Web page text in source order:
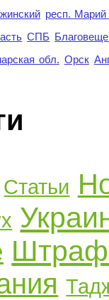
респ.
СПБ
обл. Орск
Статьи